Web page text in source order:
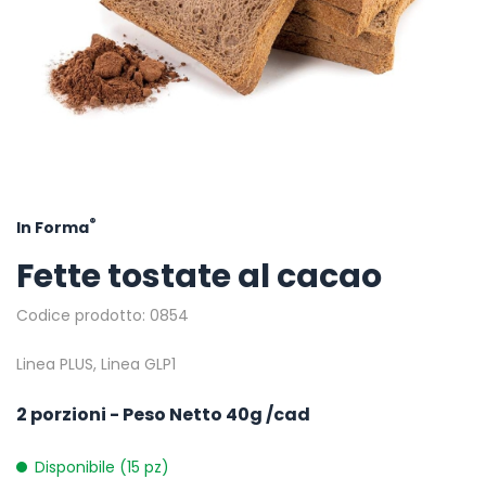
In Forma®
Fette tostate al cacao
Codice prodotto: 0854
Linea PLUS, Linea GLP1
2 porzioni - Peso Netto 40g /cad
Disponibile (15 pz)